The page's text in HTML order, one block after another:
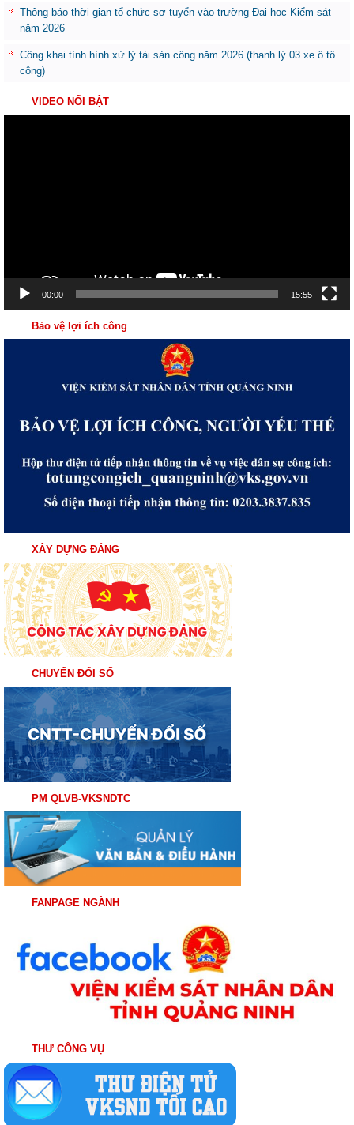
Thông báo thời gian tổ chức sơ tuyển vào trường Đại học Kiểm sát
năm 2026
Công khai tình hình xử lý tài sản công năm 2026 (thanh lý 03 xe ô tô
công)
VIDEO NỔI BẬT
00:00 15:55
Bảo vệ lợi ích công
XÂY DỰNG ĐẢNG
CHUYỂN ĐỔI SỐ
PM QLVB-VKSNDTC
FANPAGE NGÀNH
THƯ CÔNG VỤ